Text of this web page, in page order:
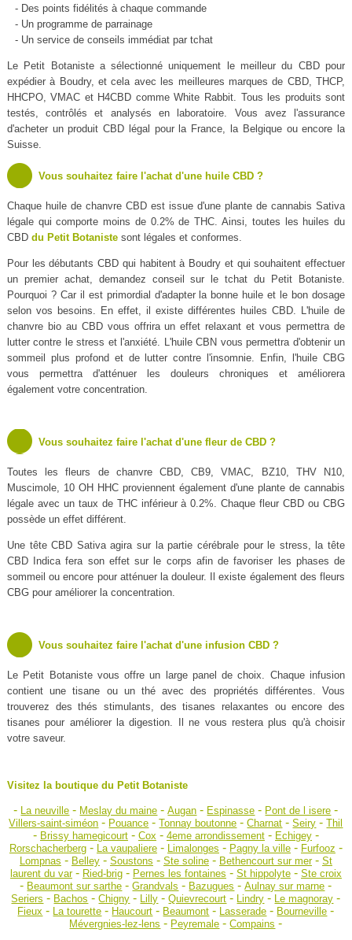
- Des points fidélités à chaque commande
- Un programme de parrainage
- Un service de conseils immédiat par tchat
Le Petit Botaniste a sélectionné uniquement le meilleur du CBD pour
expédier à Boudry, et cela avec les meilleures marques de CBD, THCP,
HHCPO, VMAC et H4CBD comme White Rabbit. Tous les produits sont
testés, contrôlés et analysés en laboratoire. Vous avez l'assurance
d'acheter un produit CBD légal pour la France, la Belgique ou encore la
Suisse.
Vous souhaitez faire l'achat d'une huile CBD ?
Chaque huile de chanvre CBD est issue d'une plante de cannabis Sativa
légale qui comporte moins de 0.2% de THC. Ainsi, toutes les huiles du
CBD du Petit Botanistesont légales et conformes.
Pour les débutants CBD qui habitent à Boudry et qui souhaitent effectuer
un premier achat, demandez conseil sur le tchat du Petit Botaniste.
Pourquoi ? Car il est primordial d'adapter la bonne huile et le bon dosage
selon vos besoins. En effet, il existe différentes huiles CBD. L'huile de
chanvre bio au CBD vous offrira un effet relaxant et vous permettra de
lutter contre le stress et l'anxiété. L'huile CBN vous permettra d'obtenir un
sommeil plus profond et de lutter contre l'insomnie. Enfin, l'huile CBG
vous permettra d'atténuer les douleurs chroniques et améliorera
également votre concentration.
Vous souhaitez faire l'achat d'une fleur de CBD ?
Toutes les fleurs de chanvre CBD, CB9, VMAC, BZ10, THV N10,
Muscimole, 10 OH HHC proviennent également d'une plante de cannabis
légale avec un taux de THC inférieur à 0.2%. Chaque fleur CBD ou CBG
possède un effet différent.
Une tête CBD Sativa agira sur la partie cérébrale pour le stress, la tête
CBD Indica fera son effet sur le corps afin de favoriser les phases de
sommeil ou encore pour atténuer la douleur. Il existe également des fleurs
CBG pour améliorer la concentration.
Vous souhaitez faire l'achat d'une infusion CBD ?
Le Petit Botaniste vous offre un large panel de choix. Chaque infusion
contient une tisane ou un thé avec des propriétés différentes. Vous
trouverez des thés stimulants, des tisanes relaxantes ou encore des
tisanes pour améliorer la digestion. Il ne vous restera plus qu'à choisir
votre saveur.
Visitez la boutique du Petit Botaniste
- La neuville - Meslay du maine -Augan - Espinasse - Pont de l isere -
Villers-saint-siméon - Pouance -Tonnay boutonne -Charnat -Seiry -Thil
- Brissy hamegicourt- Cox - 4eme arrondissement- Echigey-
Rorschacherberg- La vaupaliere- Limalonges - Pagny la ville- Furfooz -
Lompnas - Belley- Soustons - Ste soline- Bethencourt sur mer- St
laurent du var- Ried-brig- Pernes les fontaines - St hippolyte- Ste croix
- Beaumont sur sarthe -Grandvals - Bazugues -Aulnay sur marne -
Seriers - Bachos -Chigny - Lilly -Quievrecourt - Lindry - Le magnoray -
Fieux - La tourette - Haucourt - Beaumont - Lasserade - Bourneville -
Mévergnies-lez-lens - Peyremale -Compains -